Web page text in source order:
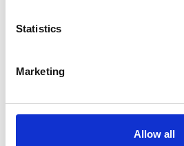
Statistics
Marketing
Allow all
Le scoperte del gruppo, piene di
gratuitamente anche nelle
permesso di creare un sistema
monitoraggio e al calcolo in